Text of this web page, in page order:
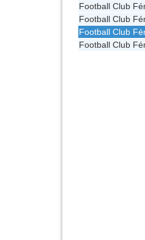
Football Club
Football Club
Football Club
Football Club